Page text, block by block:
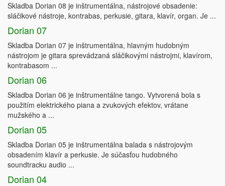
Skladba Dorian 08 je inštrumentálna, nástrojové obsadenie:
sláčikové nástroje, kontrabas, perkusie, gitara, klavír, organ. Je ...
Dorian 07
Skladba Dorian 07 je inštrumentálna, hlavným hudobným
nástrojom je gitara sprevádzaná sláčikovými nástrojmi, klavírom,
kontrabasom ...
Dorian 06
Skladba Dorian 06 je inštrumentálne tango. Vytvorená bola s
použitím elektrického piana a zvukových efektov, vrátane
mužského a ...
Dorian 05
Skladba Dorian 05 je inštrumentálna balada s nástrojovým
obsadením klavír a perkusie. Je súčasťou hudobného
soundtracku audio ...
Dorian 04